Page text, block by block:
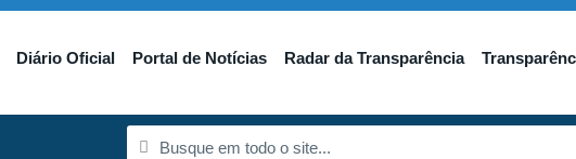
Diário Oficial Portal de Notícias Radar da Transparência